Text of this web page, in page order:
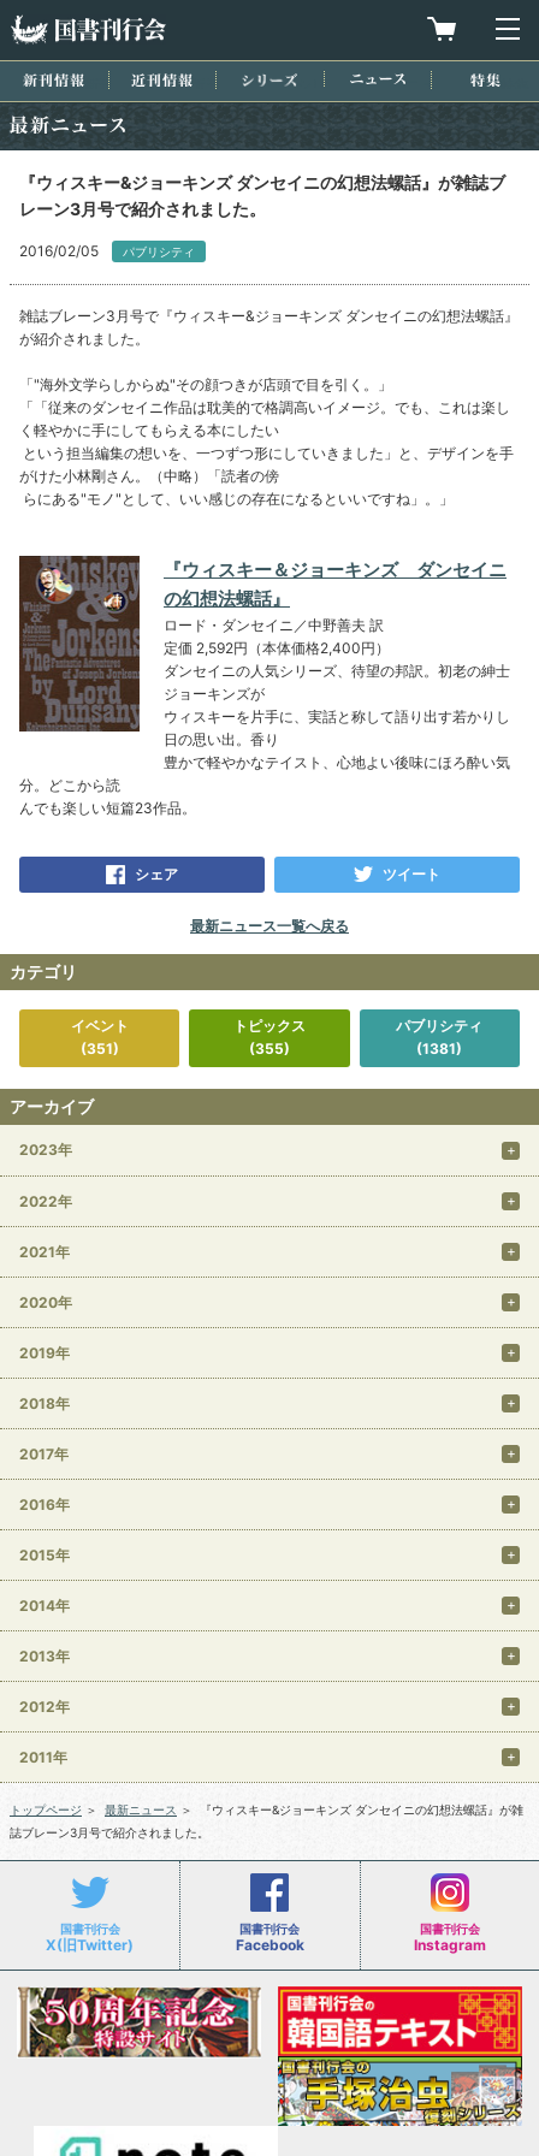
買物カゴを
新刊情報 近刊情報 シリーズ ニュース
『ウィスキー&ジョーキンズ ダンセイニの幻想法螺話』が雑誌ブ
レーン3月号で紹介されました。
2016/02/05 パブリシティ
雑誌ブレーン3月号で『ウィスキー&ジョーキンズ ダンセイニの幻想法螺話』
が紹介されました。
「"海外文学らしからぬ"その顔つきが店頭で目を引く。」
「「従来のダンセイニ作品は耽美的で格調高いイメージ。でも、これは楽し
く軽やかに手にしてもらえる本にしたい
という担当編集の想いを、一つずつ形にしていきました」と、デザインを手
がけた小林剛さん。（中略）「読者の傍
らにある"モノ"として、いい感じの存在になるといいですね」。」
『ウィスキー＆ジョーキンズ ダンセイニ
の幻想法螺話』
ロード・ダンセイニ／中野善夫 訳
定価 2,592円（本体価格2,400円）
ダンセイニの人気シリーズ、待望の邦訳。初老の紳士
ジョーキンズが
ウィスキーを片手に、実話と称して語り出す若かりし
日の思い出。香り
豊かで軽やかなテイスト、心地よい後味にほろ酔い気
分。どこから読
んでも楽しい短篇23作品。
シェア ツイート
最新ニュース一覧へ戻る
カテゴリ
イベント
(351)
トピックス
(355)
パブリシティ
(1381)
アーカイブ
2023年
2022年
2021年
2020年
2019年
2018年
2017年
2016年
2015年
2014年
2013年
2012年
2011年
トップページ ＞ 最新ニュース ＞
『ウィスキー&ジョーキンズ ダンセイニの幻想法螺話』が雑
誌ブレーン3月号で紹介されました。
国書刊行会
X(旧Twitter)
国書刊行会
Facebook
国書刊行会
Instagram